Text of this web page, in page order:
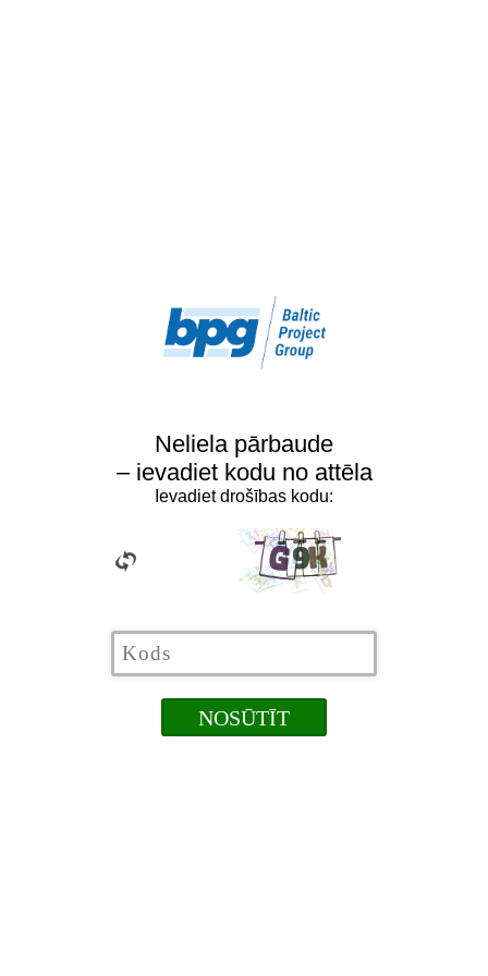
Neliela pārbaude
– ievadiet kodu no attēla
Ievadiet drošības kodu: